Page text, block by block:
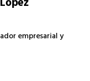
empresarial y